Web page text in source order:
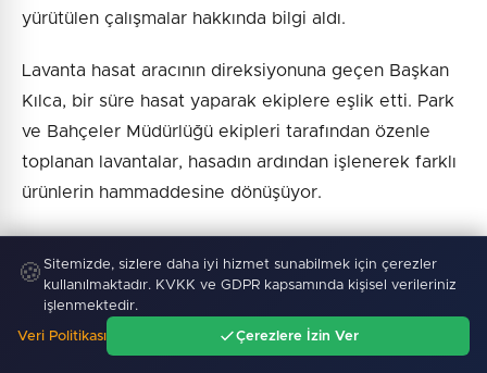
yürütülen çalışmalar hakkında bilgi aldı.
Lavanta hasat aracının direksiyonuna geçen Başkan
Kılca, bir süre hasat yaparak ekiplere eşlik etti. Park
ve Bahçeler Müdürlüğü ekipleri tarafından özenle
toplanan lavantalar, hasadın ardından işlenerek farklı
ürünlerin hammaddesine dönüşüyor.
gazoz, dondurma, sabun, mum, krem, kolonya ve
lavanta yağı başta olmak üzere birçok katma değerli
ürünün üretiminde kullanılıyor.
🍪 Sitemizde, sizlere daha iyi hizmet sunabilmek için çerezler
kullanılmaktadır. KVKK ve GDPR kapsamında kişisel verileriniz
işlenmektedir.
Veri Politikası Çerezlere İzin Ver
Gündem Ara Menü